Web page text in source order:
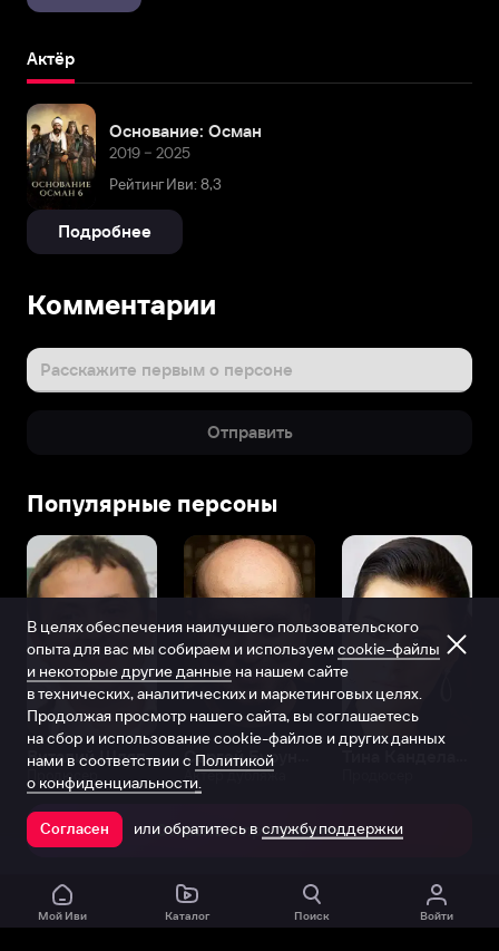
Актёр
Основание: Осман
2019 – 2025
Рейтинг Иви: 8,3
Подробнее
Комментарии
Расскажите первым о персоне
Отправить
Популярные персоны
Виталий Шляппо
Продюсер Актёр дубляжа
Открыть в приложении
Мой Иви Каталог Поиск Войти
В целях обеспечения наилучшего пользовательского
опыта для вас мы собираем и используем cookie-файлы
и некоторые другие данные на нашем сайте
в технических, аналитических и маркетинговых целях.
Продолжая просмотр нашего сайта, вы соглашаетесь
на сбор и использование cookie-файлов и других данных
нами в соответствии с Политикой
о конфиденциальности.
Согласен или обратитесь в службу поддержки